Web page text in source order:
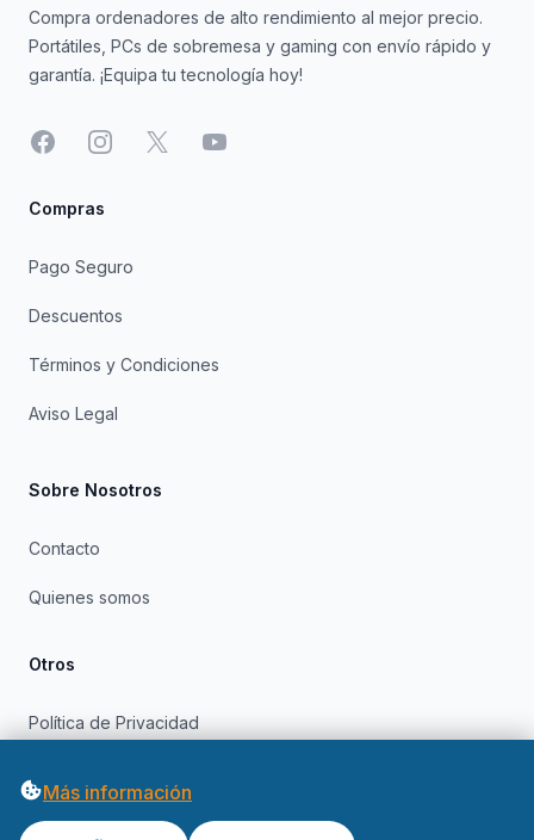
Compra ordenadores de alto rendimiento al mejor precio.
Portátiles, PCs de sobremesa y gaming con envío rápido y
garantía. ¡Equipa tu tecnología hoy!
FacebookInstagram
X YouTube
Compras
Pago Seguro
Descuentos
Términos y Condiciones
Aviso Legal
Sobre Nosotros
Contacto
Quienes somos
Otros
Política de Privacidad
Más información